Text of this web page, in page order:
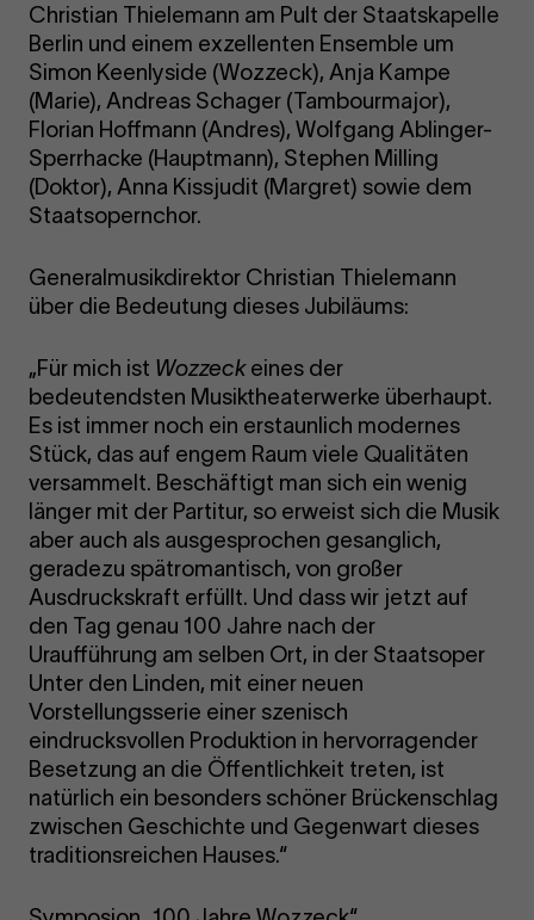
Christian Thielemann am Pult der Staatskapelle
Berlin und einem exzellenten Ensemble um
Simon Keenlyside (Wozzeck), Anja Kampe
(Marie), Andreas Schager (Tambourmajor),
Florian Hoffmann (Andres), Wolfgang Ablinger-
Sperrhacke (Hauptmann), Stephen Milling
(Doktor), Anna Kissjudit (Margret) sowie dem
Staatsopernchor.
Generalmusikdirektor Christian Thielemann
über die Bedeutung dieses Jubiläums:
„Für mich ist Wozzeckeines der
bedeutendsten Musiktheaterwerke überhaupt.
Es ist immer noch ein erstaunlich modernes
Stück, das auf engem Raum viele Qualitäten
versammelt. Beschäftigt man sich ein wenig
länger mit der Partitur, so erweist sich die Musik
aber auch als ausgesprochen gesanglich,
geradezu spätromantisch, von großer
Ausdruckskraft erfüllt. Und dass wir jetzt auf
den Tag genau 100 Jahre nach der
Uraufführung am selben Ort, in der Staatsoper
Unter den Linden, mit einer neuen
Vorstellungsserie einer szenisch
eindrucksvollen Produktion in hervorragender
Besetzung an die Öffentlichkeit treten, ist
natürlich ein besonders schöner Brückenschlag
zwischen Geschichte und Gegenwart dieses
traditionsreichen Hauses.“